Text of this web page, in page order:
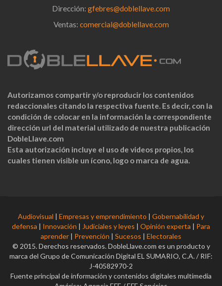
Dirección: gfebres@doblellave.com
Ventas: comercial@doblellave.com
Autorizamos compartir y/o reproducir los contenidos
redaccionales citando la respectiva fuente. Es decir, con la
condición de colocar en la información la correspondiente
dirección url del material utilizado de nuestra publicación
DobleLlave.com
Esta autorización incluye el uso de videos propios, los
cuales tienen visible un ícono, logo o marca de agua.
Audiovisual | Empresas y emprendimiento | Gobernabilidad y
defensa | Innovación | Judiciales y leyes | Opinión experta | Para
aprender | Prevención | Sucesos | Electorales
© 2015. Derechos reservados. DobleLlave.com es un producto y
marca del Grupo de Comunicación Digital EL SUMARIO, C.A. / RIF:
J-40582970-2
Fuente principal de información y contenidos digitales multimedia